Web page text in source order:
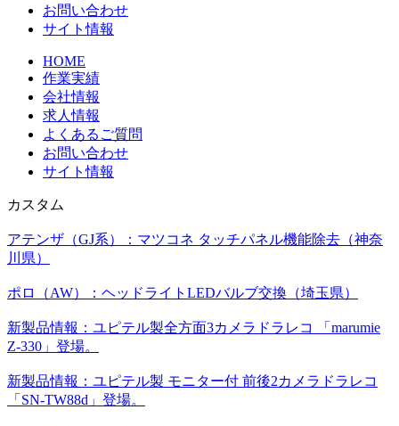
お問い合わせ
サイト情報
HOME
作業実績
会社情報
求人情報
よくあるご質問
お問い合わせ
サイト情報
カスタム
アテンザ（GJ系）：マツコネ タッチパネル機能除去（神奈
川県）
ポロ（AW）：ヘッドライトLEDバルブ交換（埼玉県）
新製品情報：ユピテル製全方面3カメラドラレコ 「marumie
Z-330」登場。
新製品情報：ユピテル製 モニター付 前後2カメラドラレコ
「SN-TW88d」登場。